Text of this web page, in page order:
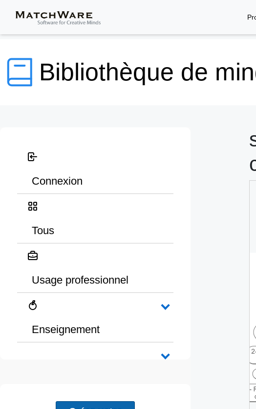
Bibliothèque de
Connexion
Tous
Usage professionnel
Enseignement